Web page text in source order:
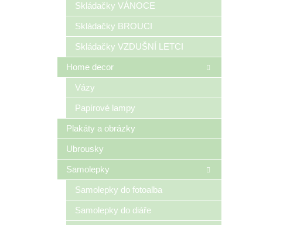
Skládačky VÁNOCE
Skládačky BROUCI
Skládačky VZDUŠNÍ LETCI
Home decor
Vázy
Papírové lampy
Plakáty a obrázky
Ubrousky
Samolepky
Samolepky do fotoalba
Samolepky do diáře